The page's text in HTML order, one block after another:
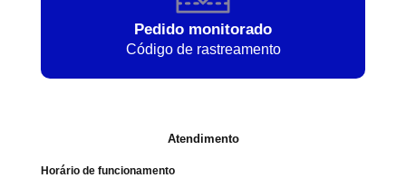
Pedido monitorado
Código de rastreamento
Atendimento
Horário de funcionamento